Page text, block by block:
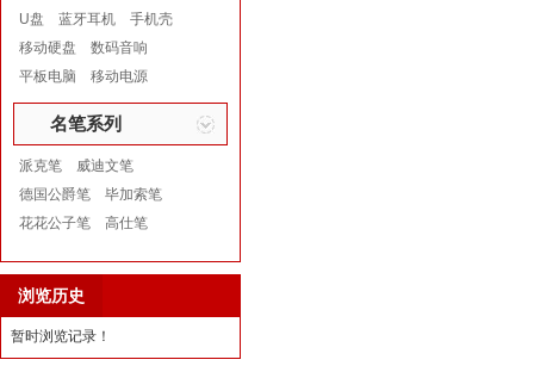
U盘 蓝牙耳机
手机壳
移动硬盘
数码音响
平板电脑
移动电源
名笔系列
派克笔
威迪文笔
德国公爵笔
毕加索笔
花花公子笔
高仕笔
浏览历史
暂时浏览记录！